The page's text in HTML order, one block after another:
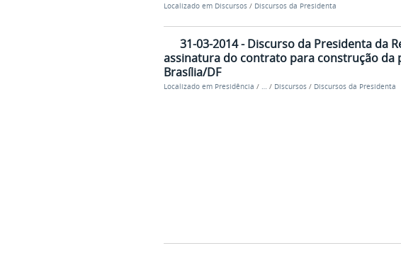
Localizado em Discursos / Discursos da Presidenta
31-03-2014 - Discurso da Presidenta da
assinatura do contrato para construção da
Brasília/DF
Localizado em Presidência / / Discursos / Discursos da Presidenta